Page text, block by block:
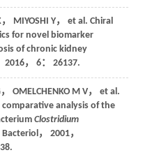
， MIYOSHI Y， et al. Chiral
for novel biomarker
of chronic kidney
2016， 6： 26137.
， OMELCHENKO M V， et al.
analysis of the
Clostridium
Bacteriol， 2001，